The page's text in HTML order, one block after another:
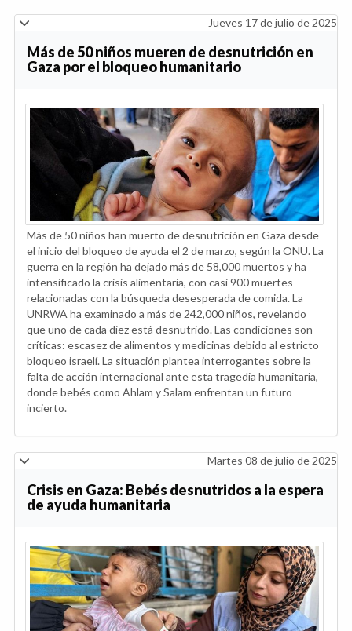
Jueves 17 de julio de 2025
Más de 50 niños mueren de desnutrición en
Gaza por el bloqueo humanitario
Más de 50 niños han muerto de desnutrición en Gaza desde
el inicio del bloqueo de ayuda el 2 de marzo, según la ONU. La
guerra en la región ha dejado más de 58,000 muertos y ha
intensificado la crisis alimentaria, con casi 900 muertes
relacionadas con la búsqueda desesperada de comida. La
UNRWA ha examinado a más de 242,000 niños, revelando
que uno de cada diez está desnutrido. Las condiciones son
críticas: escasez de alimentos y medicinas debido al estricto
bloqueo israelí. La situación plantea interrogantes sobre la
falta de acción internacional ante esta tragedia humanitaria,
donde bebés como Ahlam y Salam enfrentan un futuro
incierto.
Martes 08 de julio de 2025
Crisis en Gaza: Bebés desnutridos a la espera
de ayuda humanitaria